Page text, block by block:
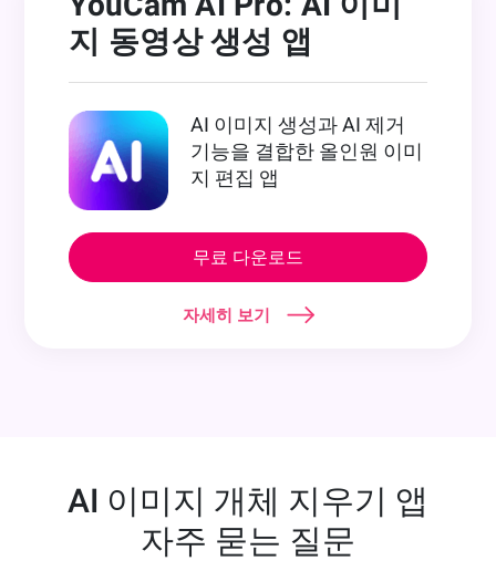
지 동영상 생성 앱
AI 이미지 생성과 AI 제거
기능을 결합한 올인원 이미
지 편집 앱
무료 다운로드
자세히 보기
AI 이미지 개체 지우기 앱
자주 묻는 질문